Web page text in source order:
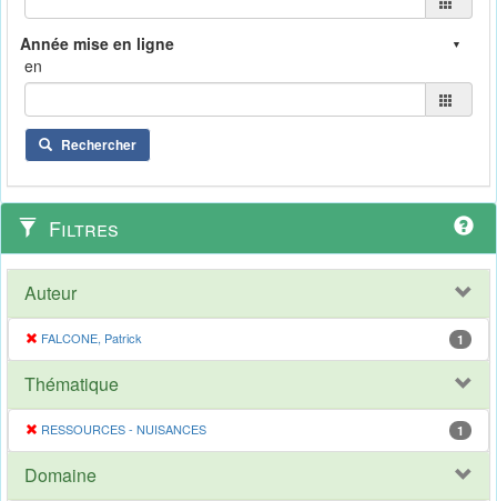
en
Rechercher
Filtres
Auteur
FALCONE, Patrick 1
Thématique
RESSOURCES - NUISANCES 1
Domaine